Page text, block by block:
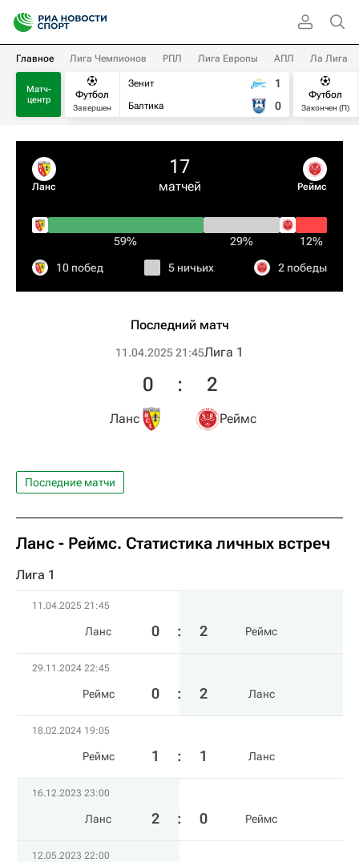
Главное Лига Чемпионов РПЛ Лига Европы АПЛ Ла Лига
Матч-
центр
Футбол
Завершен
Зенит
Балтика
1
0
Футбол
Закончен (П)
Ланс
17
матчей Реймс
59% 29% 12%
10 побед 5 ничьих 2 победы
Последний матч
11.04.2025 21:45Лига 1
Ланс
0 : 2
Реймс
Последние матчи
Ланс - Реймс. Статистика личных встреч
Лига 1
11.04.2025 21:45
Ланс 0 : 2 Реймс
29.11.2024 22:45
Реймс 0 : 2 Ланс
18.02.2024 19:05
Реймс 1 : 1 Ланс
16.12.2023 23:00
Ланс 2 : 0 Реймс
12.05.2023 22:00